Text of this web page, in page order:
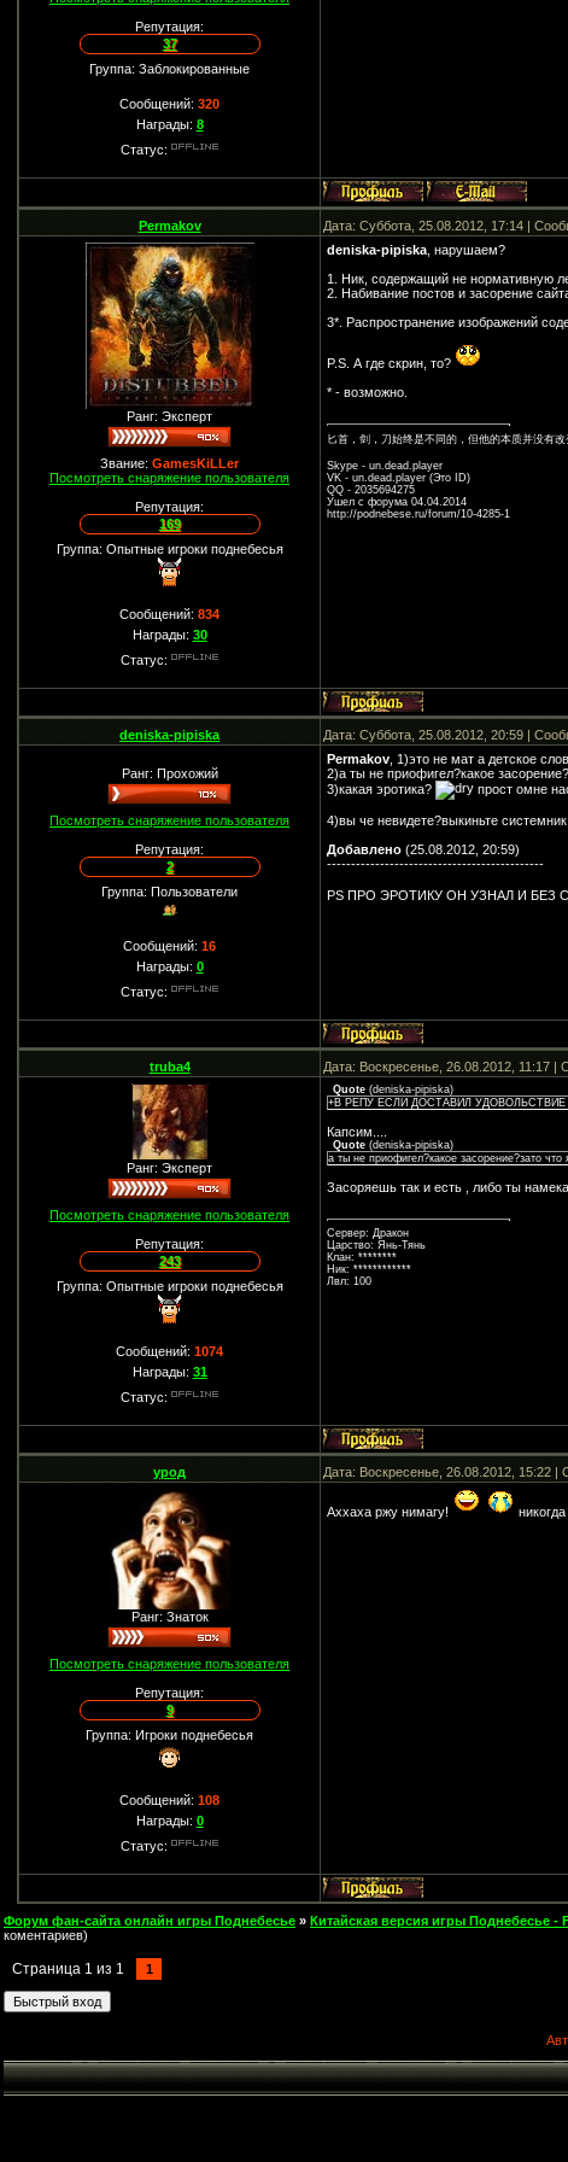
Репутация:
37
Группа: Заблокированные
Сообщений:320
Награды: 8
Статус:
Permakov Дата: Суббота, 25.08.2012, 17:14 |
Ранг: Эксперт
Звание:GamesKiLLer
Посмотреть снаряжение пользователя
Репутация:
169
Группа: Опытные игроки поднебесья
Сообщений:834
Награды: 30
Статус:
deniska-pipiska , нарушаем?
1. Ник, содержащий не нормативную
2. Набивание постов и засорение
3*. Распространение изображений
P.S. А где скрин, то?
* - возможно.
匕首，剑，刀始终是不同的，但他的本质并没有改
Skype - un.dead.player
VK - un.dead.player (Это ID)
QQ - 2035694275
Ушел с форума 04.04.2014
http://podnebese.ru/forum/10-4285-1
deniska-pipiska Дата: Суббота, 25.08.2012, 20:59 |
Ранг: Прохожий
Посмотреть снаряжение пользователя
Репутация:
2
Группа: Пользователи
Сообщений:16
Награды: 0
Статус:
Permakov , 1)это не мат а детское
2)а ты не приофигел?какое
3)какая эротика?
прост омне
4)вы че невидете?выкиньте
Добавлено (25.08.2012, 20:59)
---------------------------------------------
PS ПРО ЭРОТИКУ ОН УЗНАЛ И БЕЗ
truba4 Дата: Воскресенье, 26.08.2012, 11:17
Ранг: Эксперт
Посмотреть снаряжение пользователя
Репутация:
243
Группа: Опытные игроки поднебесья
Сообщений:1074
Награды: 31
Статус:
Quote (deniska-pipiska)
+В РЕПУ ЕСЛИ ДОСТАВИЛ УДОВОЛЬСТВИЕ
Капсим....
Quote (deniska-pipiska)
а ты не приофигел?какое засорение?зато
Засоряешь так и есть , либо ты
Сервер: Дракон
Царство: Янь-Тянь
Клан: ********
Ник: ************
Лвл: 100
урод Дата: Воскресенье, 26.08.2012, 15:22
Ранг: Знаток
Посмотреть снаряжение пользователя
Репутация:
9
Группа: Игроки поднебесья
Сообщений:108
Награды: 0
Статус:
Аххаха ржу нимагу!
Форум фан-сайта онлайн игры Поднебесье » Китайская версия игры Поднебесье -
коментариев)
Страница 1 из 1
1